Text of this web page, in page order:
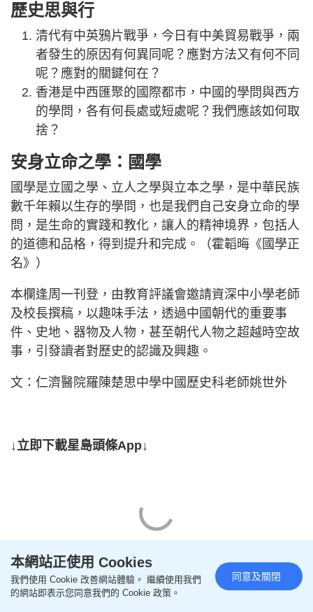
歷史思與行
清代有中英鴉片戰爭，今日有中美貿易戰爭，兩
者發生的原因有何異同呢？應對方法又有何不同
呢？應對的關鍵何在？
香港是中西匯聚的國際都巿，中國的學問與西方
的學問，各有何長處或短處呢？我們應該如何取
捨？
安身立命之學：國學
國學是立國之學、立人之學與立本之學，是中華民族
數千年賴以生存的學問，也是我們自己安身立命的學
問，是生命的實踐和教化，讓人的精神境界，包括人
的道德和品格，得到提升和完成。（霍韜晦《國學正
名》）
本欄逢周一刊登，由教育評議會邀請資深中小學老師
及校長撰稿，以趣味手法，透過中國朝代的重要事
件、史地、器物及人物，甚至朝代人物之超越時空故
事，引發讀者對歷史的認識及興趣。
文：仁濟醫院羅陳楚思中學中國歷史科老師姚世外
↓立即下載星島頭條App↓
本網站正使用 Cookies
我們使用 Cookie 改善網站體驗。 繼續使用我們
的網站即表示您同意我們的 Cookie 政策。
同意及關閉